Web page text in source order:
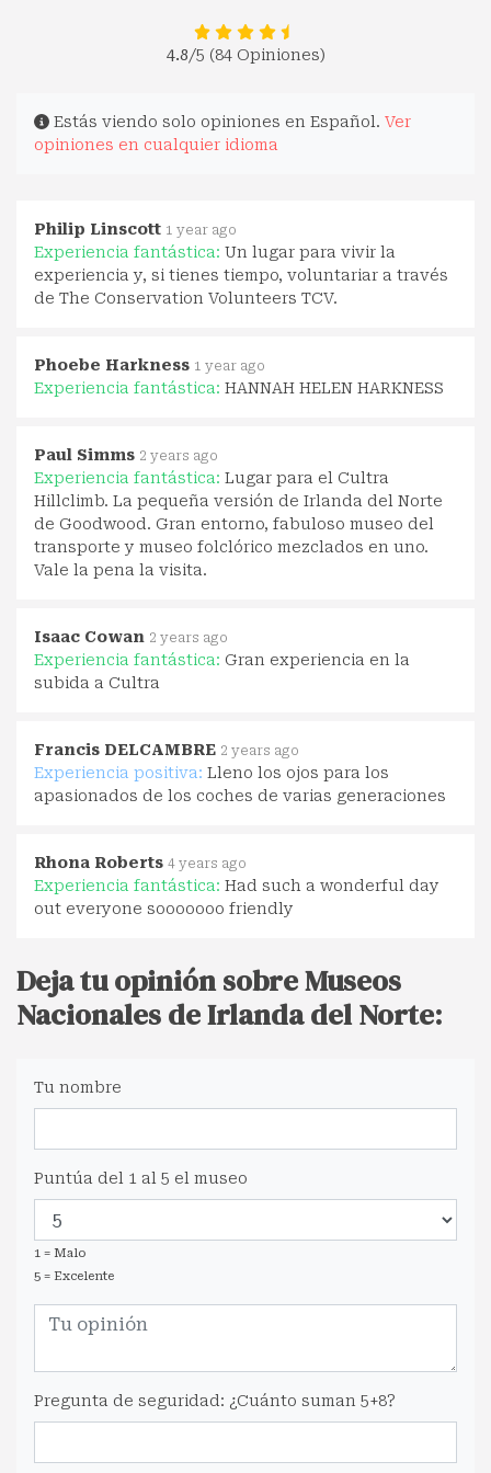
4.8/5 (84 Opiniones)
Estás viendo solo opiniones en Español. Ver
opiniones en cualquier idioma
Philip Linscott 1 year ago
Experiencia fantástica: Un lugar para vivir la
experiencia y, si tienes tiempo, voluntariar a través
de The Conservation Volunteers TCV.
Phoebe Harkness 1 year ago
Experiencia fantástica: HANNAH HELEN HARKNESS
Paul Simms 2 years ago
Experiencia fantástica: Lugar para el Cultra
Hillclimb. La pequeña versión de Irlanda del Norte
de Goodwood. Gran entorno, fabuloso museo del
transporte y museo folclórico mezclados en uno.
Vale la pena la visita.
Isaac Cowan 2 years ago
Experiencia fantástica: Gran experiencia en la
subida a Cultra
Francis DELCAMBRE 2 years ago
Experiencia positiva: Lleno los ojos para los
apasionados de los coches de varias generaciones
Rhona Roberts 4 years ago
Experiencia fantástica: Had such a wonderful day
out everyone sooooooo friendly
Deja tu opinión sobre Museos
Nacionales de Irlanda del Norte:
Tu nombre
Puntúa del 1 al 5 el museo
1 = Malo
5 = Excelente
Pregunta de seguridad: ¿Cuánto suman 5+8?